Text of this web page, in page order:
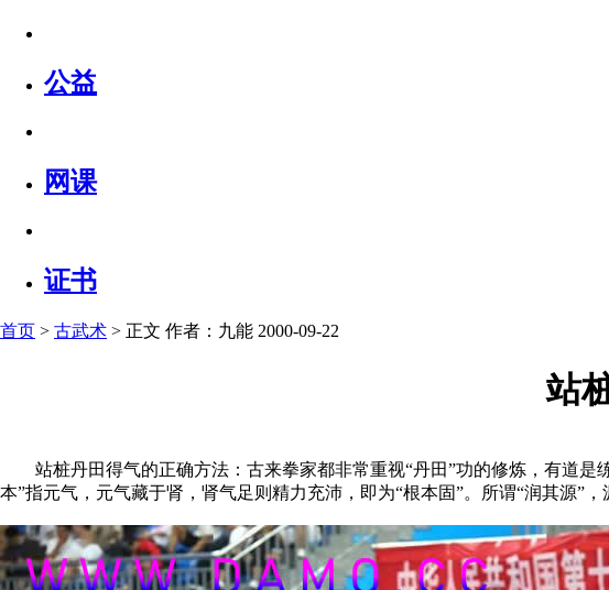
公益
网课
证书
首页 > 古武术 > 正文 作者：九能 2000-09-22
站
站桩丹田得气的正确方法：古来拳家都非常重视“丹田”功的修炼，有道是
本”指元气，元气藏于肾，肾气足则精力充沛，即为“根本固”。所谓“润其源”